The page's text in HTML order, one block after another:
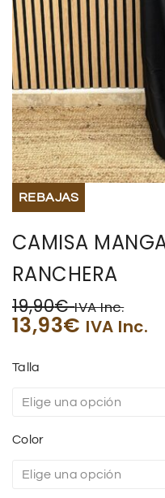
REBAJAS
CAMISA
RANCHERA
19,90€ IVA Inc.
13,93€ IVA Inc.
Talla
Color